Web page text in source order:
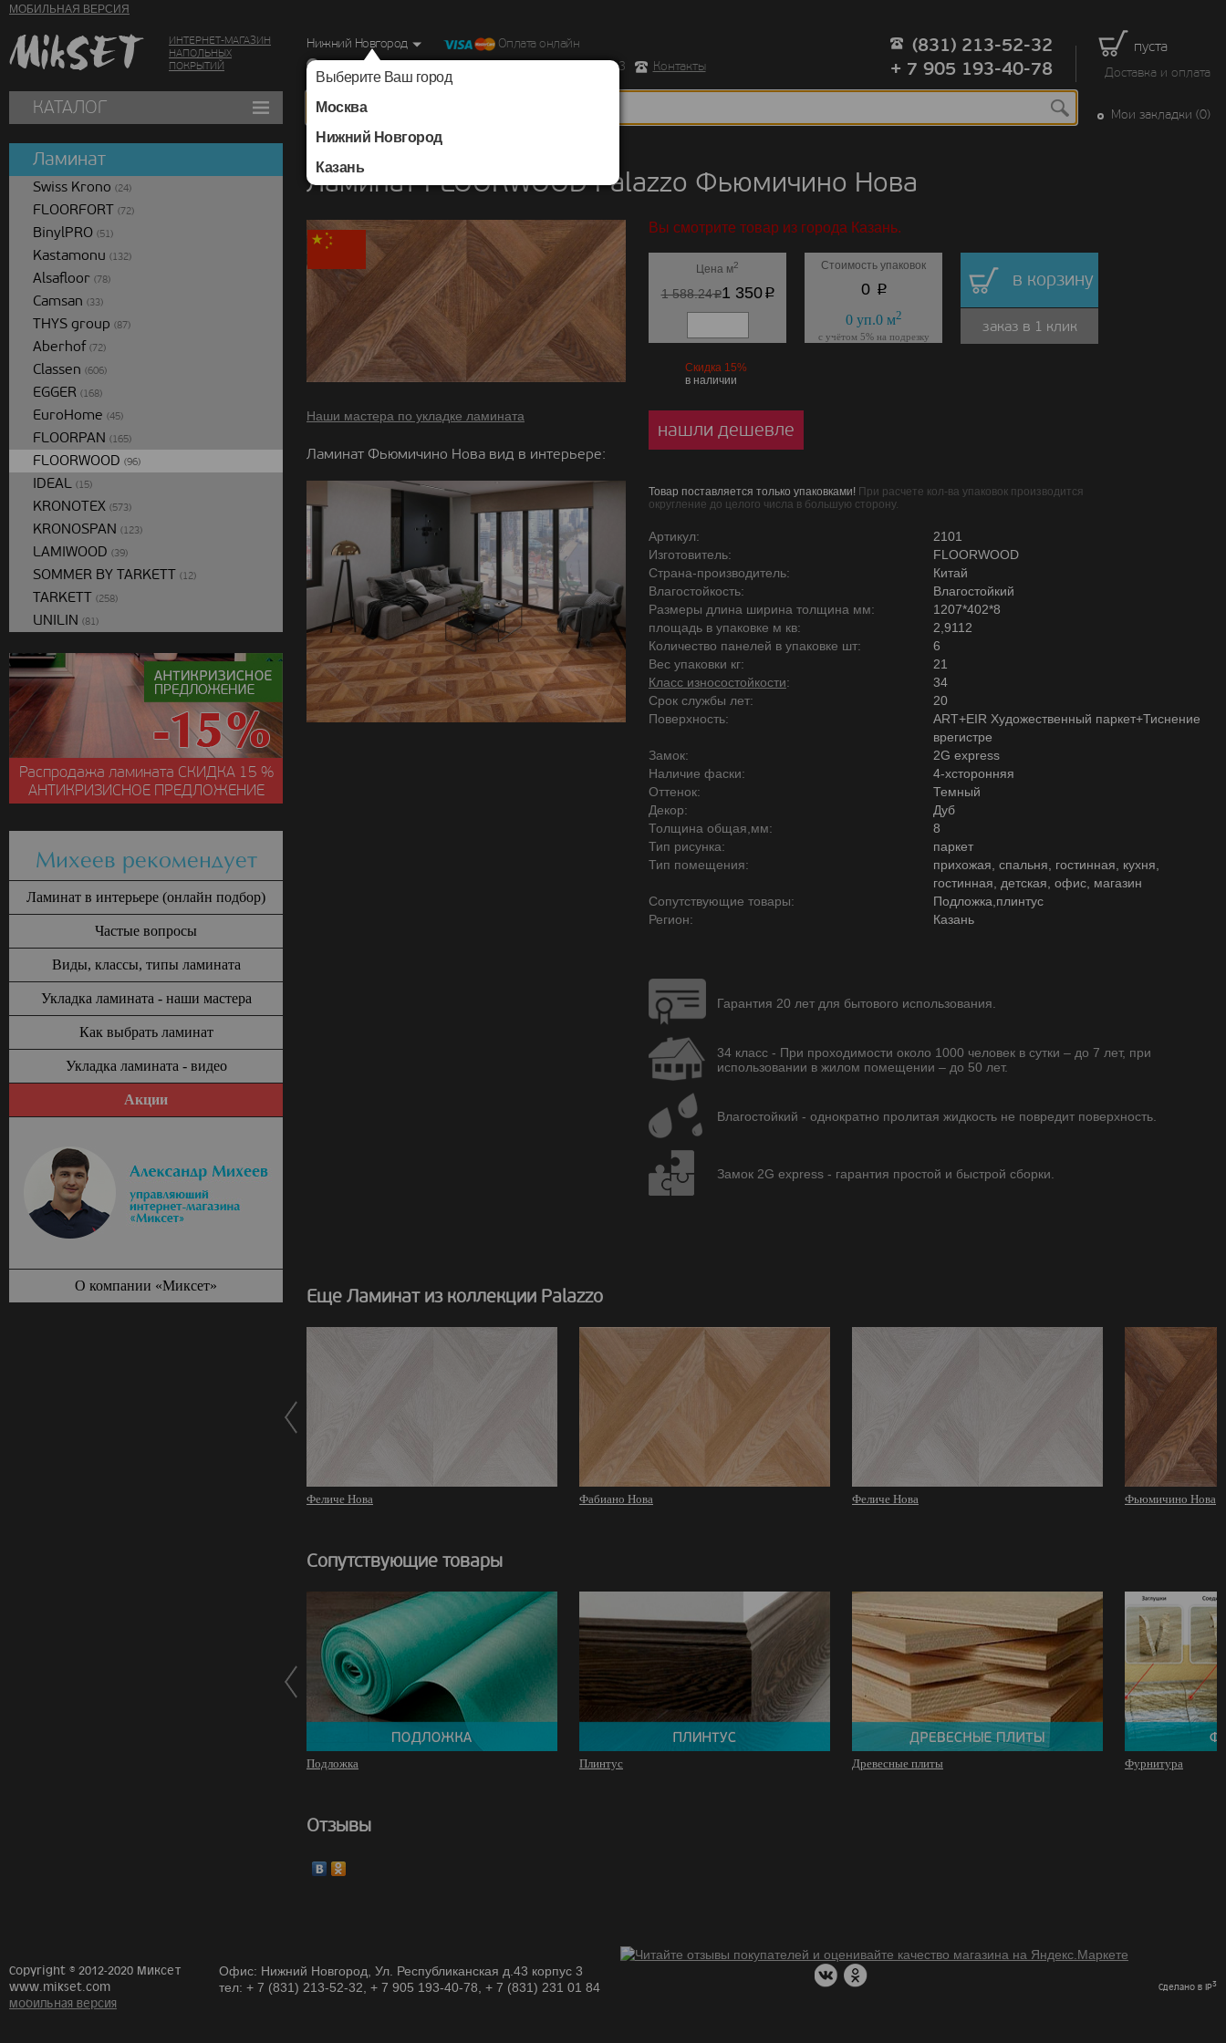
МОБИЛЬНАЯ ВЕРСИЯ
ИНТЕРНЕТ-МАГАЗИН
НАПОЛЬНЫХ
ПОКРЫТИЙ
пуста
Доставка и оплата
Нижний Новгород
Выберите Ваш город
Москва
Нижний Новгород
Казань
Оплата онлайн
г. Нижний Новгород, Ул. Республиканская д.43 корпус 3
Контакты
(831) 213-52-32
+ 7 905 193-40-78
КАТАЛОГ Мои закладки (0)
Ламинат FLOORWOOD Palazzo Фьюмичино Нова
Наши мастера по укладке ламината
Ламинат Фьюмичино Нова вид в интерьере:
Вы смотрите товар из города Казань.
Цена м2
1 588.24p1 350p
Стоимость упаковок
0 p
0уп.0м2
с учётом 5% на подрезку
в корзину
заказ в 1 клик
Скидка 15%
в наличии
нашли дешевле
Товар поставляется только упаковками! При расчете кол-ва упаковок производится
округление до целого числа в большую сторону.
Артикул:
2101
Изготовитель:
FLOORWOOD
Страна-производитель:
Китай
Влагостойкость:
Влагостойкий
Размеры длина ширина толщина мм:
1207*402*8
площадь в упаковке м кв:
2,9112
Количество панелей в упаковке шт:
6
Вес упаковки кг:
21
Класс износостойкости:
34
Срок службы лет:
20
Поверхность:
ART+EIR Художественный паркет+Тиснение
врегистре
Замок:
2G express
Наличие фаски:
4-хсторонняя
Оттенок:
Темный
Декор:
Дуб
Толщина общая,мм:
8
Тип рисунка:
паркет
Тип помещения:
прихожая, спальня, гостинная, кухня,
гостинная, детская, офис, магазин
Сопутствующие товары:
Подложка,плинтус
Регион:
Казань
Гарантия 20 лет для бытового использования.
34 класс - При проходимости около 1000 человек в сутки – до 7 лет, при
использовании в жилом помещении – до 50 лет.
Влагостойкий - однократно пролитая жидкость не повредит поверхность.
Замок 2G express - гарантия простой и быстрой сборки.
Еще Ламинат из коллекции Palazzo
Феличе Нова Фабиано Нова Феличе Нова Фьюмичино Нова
Сопутствующие товары
Подложка Плинтус Древесные плиты Фурнитура
Отзывы
Ламинат
Swiss Krono (24)
FLOORFORT (72)
BinylPRO (51)
Kastamonu (132)
Alsafloor (78)
Camsan (33)
THYS group (87)
Aberhof (72)
Classen (606)
EGGER (168)
EuroHome (45)
FLOORPAN (165)
FLOORWOOD (96)
IDEAL (15)
KRONOTEX (573)
KRONOSPAN (123)
LAMIWOOD (39)
SOMMER BY TARKETT (12)
TARKETT (258)
UNILIN (81)
Распродажа ламината СКИДКА15 %
АНТИКРИЗИСНОЕ ПРЕДЛОЖЕНИЕ
Михеев рекомендует
Ламинат в интерьере (онлайн подбор)
Частые вопросы
Виды, классы, типы ламината
Укладка ламината - наши мастера
Как выбрать ламинат
Укладка ламината - видео
Акции
О компании «Миксет»
Copyright © 2012-2020 Миксет
www.mikset.com
мобильная версия
Офис: Нижний Новгород, Ул. Республиканская д.43 корпус 3
тел: + 7 (831) 213-52-32, + 7 905 193-40-78, + 7 (831) 231 01 84
Сделано в IP3